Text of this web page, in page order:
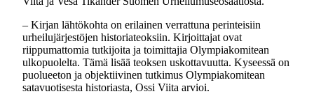
– Kirjan lähtökohta on erilainen verrattuna perinteisiin
urheilujärjestöjen historiateoksiin. Kirjoittajat ovat
riippumattomia tutkijoita ja toimittajia Olympiakomitean
ulkopuolelta. Tämä lisää teoksen uskottavuutta. Kyseessä on
puolueeton ja objektiivinen tutkimus Olympiakomitean
satavuotisesta historiasta, Ossi Viita arvioi.